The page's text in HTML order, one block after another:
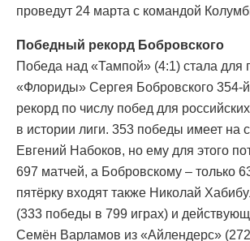
проведут 24 марта с командой
Победный рекорд Бобровского
Победа над «Тампой» (4:1) стала для
«Флориды» Сергея Бобровского
рекорд по числу побед для
в истории лиги. 353 победы имеет на
Евгений Набоков, но ему для этого
697 матчей, а Бобровскому – только
пятёрку входят также Николай
(333 победы в 799 играх) и
Семён Варламов из «Айлендерс»